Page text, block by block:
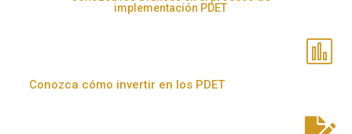
implementación PDET
Conozca cómo invertir en los PDET